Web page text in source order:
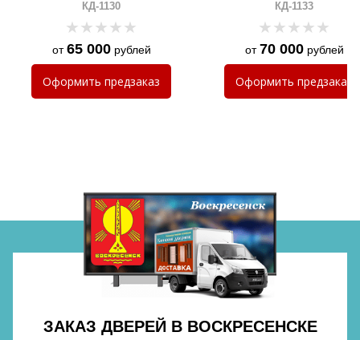
Хочу такую
Хочу такую
КД-1130
от65 000рублей
Оформить предзаказ
замком
КД-1133
от70 000рублей
Оформить предзаказ
ЗАКАЗ ДВЕРЕЙ В ВОСКРЕСЕНСКЕ